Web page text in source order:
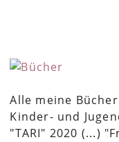
Alle meine
Kinder- und
"TARI" 2020 (...)